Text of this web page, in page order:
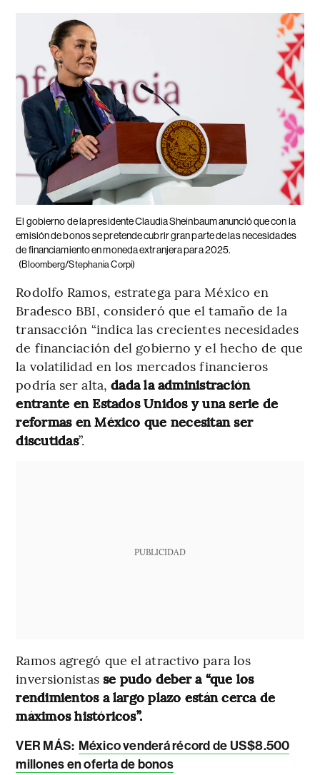
El gobierno de la presidente Claudia Sheinbaum anunció que con la
emisión de bonos se pretende cubrir gran parte de las necesidades
de financiamiento en moneda extranjera para 2025.
(Bloomberg/Stephania Corpi)
Rodolfo Ramos, estratega para México en
Bradesco BBI, consideró que el tamaño de la
transacción “indica las crecientes necesidades
de financiación del gobierno y el hecho de que
la volatilidad en los mercados financieros
podría ser alta,dada la administración
entrante en Estados Unidos y una serie de
reformas en México que necesitan ser
discutidas”.
PUBLICIDAD
Ramos agregó que el atractivo para los
inversionistas se pudo deber a “que los
rendimientos a largo plazo están cerca de
máximos históricos”.
VER MÁS: México venderá récord de US$8.500
millones en oferta de bonos